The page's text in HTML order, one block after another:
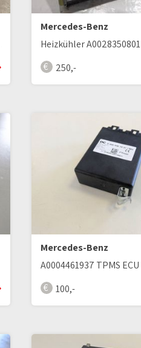
Mercedes-Benz
Heizkühler A0028350801
250,-
Mercedes-Benz
A0004461937 TPMS ECU
100,-